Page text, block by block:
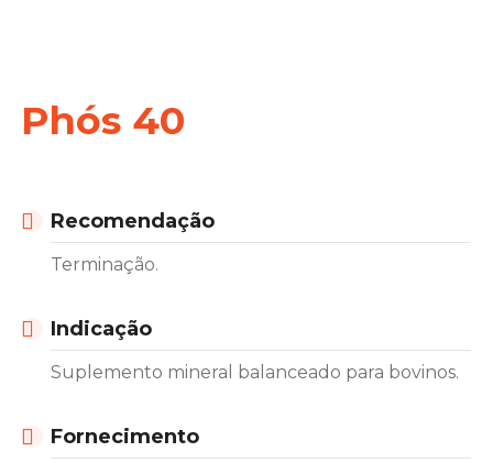
Phós 40
Recomendação
Terminação.
Indicação
Suplemento mineral balanceado para bovinos.
Fornecimento